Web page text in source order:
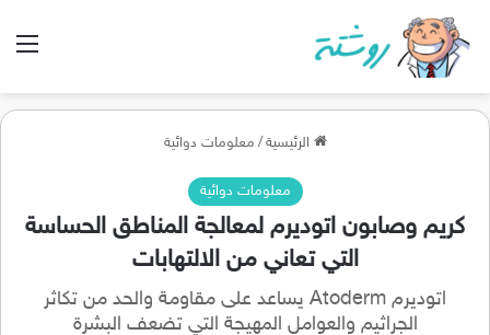
الرئيسية / معلومات دوائية
معلومات دوائية
كريم وصابون اتوديرم لمعالجة المناطق الحساسة
التي تعاني من الالتهابات
اتوديرم Atoderm يساعد على مقاومة والحد من تكاثر
الجراثيم والعوامل المهيجة التي تضعف البشرة